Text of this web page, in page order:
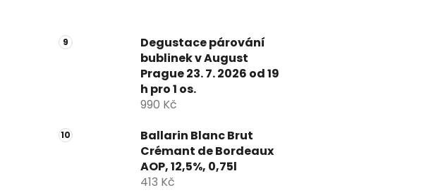
Degustace párování
bublinek v August
Prague 23. 7. 2026 od 19
h pro 1 os.
990 Kč
Ballarin Blanc Brut
Crémant de Bordeaux
AOP, 12,5%, 0,75l
413 Kč